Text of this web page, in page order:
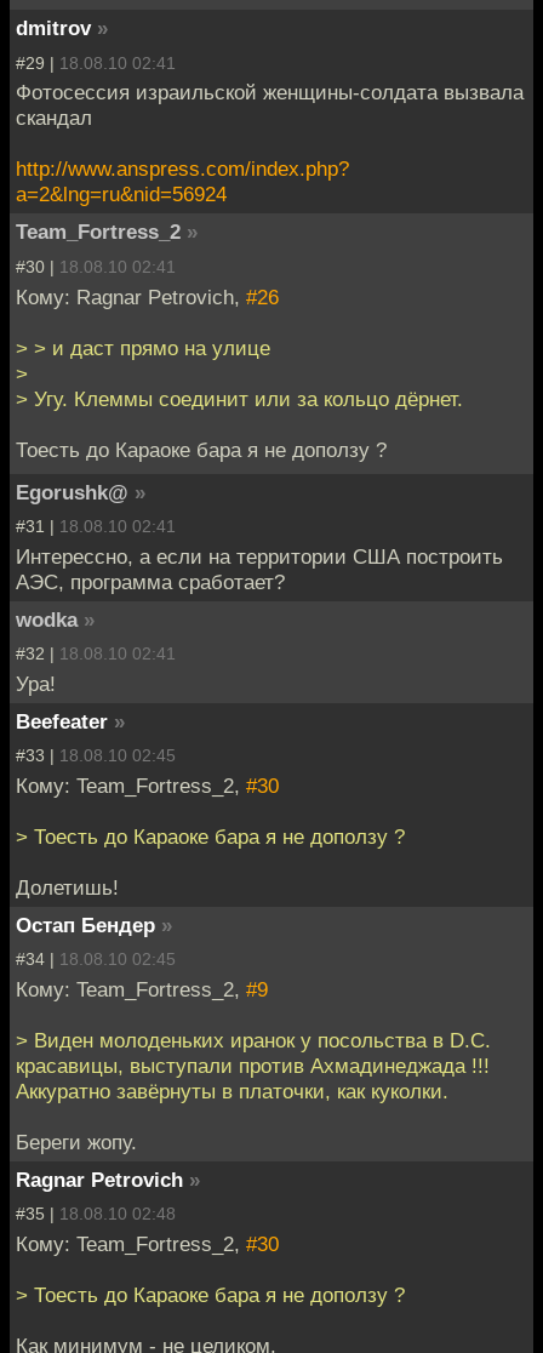
dmitrov »
#29 | 18.08.10 02:41
Фотосессия израильской женщины-солдата вызвала
скандал
http://www.anspress.com/index.php?
a=2&lng=ru&nid=56924
Team_Fortress_2 »
#30 | 18.08.10 02:41
Кому: Ragnar Petrovich, #26
> > и даст прямо на улице
>
> Угу. Клеммы соединит или за кольцо дёрнет.
Тоесть до Караоке бара я не доползу ?
Egorushk@ »
#31 | 18.08.10 02:41
Интерессно, а если на территории США построить
АЭС, программа сработает?
wodka »
#32 | 18.08.10 02:41
Ура!
Beefeater »
#33 | 18.08.10 02:45
Кому: Team_Fortress_2, #30
> Тоесть до Караоке бара я не доползу ?
Долетишь!
Остап Бендер »
#34 | 18.08.10 02:45
Кому: Team_Fortress_2, #9
> Виден молоденьких иранок у посольства в D.C.
красавицы, выступали против Ахмадинеджада !!!
Аккуратно завёрнуты в платочки, как куколки.
Береги жопу.
Ragnar Petrovich »
#35 | 18.08.10 02:48
Кому: Team_Fortress_2, #30
> Тоесть до Караоке бара я не доползу ?
Как минимум - не целиком.